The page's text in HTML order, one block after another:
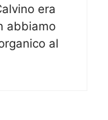
era
abbiamo
al